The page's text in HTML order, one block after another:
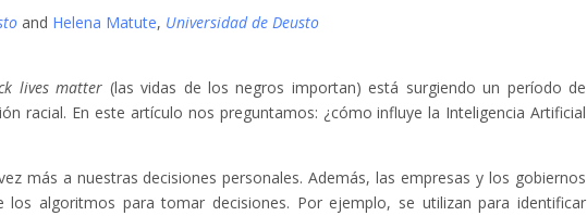
and Helena Matute, Universidad de Deusto
lives matter (las vidas de los negros importan) está surgiendo un período de
racial. En este artículo nos preguntamos: ¿cómo influye la Inteligencia Artificial
más a nuestras decisiones personales. Además, las empresas y los gobiernos
los algoritmos para tomar decisiones. Por ejemplo, se utilizan para identificar